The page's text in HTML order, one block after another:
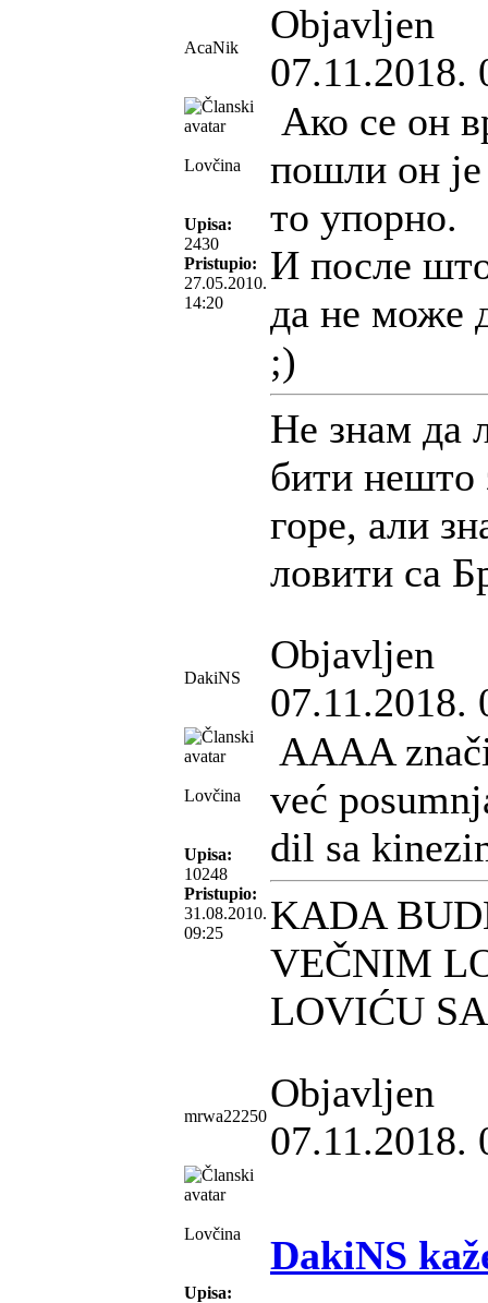
AcaNik
Objavljen
07.11.2018.
Lovčina
Upisa:
2430
Pristupio:
27.05.2010.
14:20
Ако се он
пошли он
то упорно.
И после
да не може
;)
Не знам да
бити нешто
горе, али
ловити са
DakiNS
Objavljen
07.11.2018.
Lovčina
Upisa:
10248
Pristupio:
31.08.2010.
09:25
AAAA
već
dil sa
KADA
VEČNIM
LOVIĆU
mrwa22250
Objavljen
07.11.2018.
Lovčina
Upisa:
DakiNS